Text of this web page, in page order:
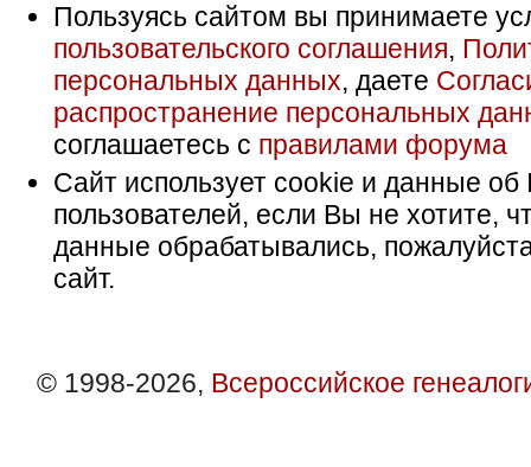
Пользуясь сайтом вы принимаете
пользовательского соглашения,
персональных данных, даете
распространение персональных
соглашаетесь с правилами форума
Сайт использует cookie и данные об
пользователей, если Вы не хотите,
данные обрабатывались,
сайт.
© 1998-2026, Всероссийское